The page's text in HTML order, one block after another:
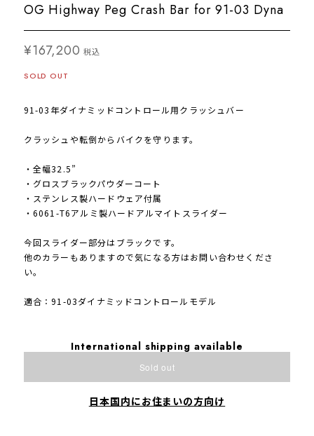
OG Highway Peg Crash Bar for 91-03 Dyna
¥167,200 税込
SOLD OUT
91-03年ダイナミッドコントロール用クラッシュバー
クラッシュや転倒からバイクを守ります。
・全幅32.5”
・グロスブラックパウダーコート
・ステンレス製ハードウェア付属
・6061-T6アルミ製ハードアルマイトスライダー
今回スライダー部分はブラックです。
他のカラーもありますので気になる方はお問い合わせくださ
い。
適合：91-03ダイナミッドコントロールモデル
International shipping available
Sold out
日本国内にお住まいの方向け